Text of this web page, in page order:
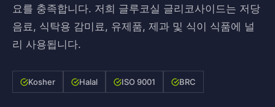
요를 충족합니다. 저희 글루코실 글리코사이드는 저당
음료, 식탁용 감미료, 유제품, 제과 및 식이 식품에 널
리 사용됩니다.
Kosher Halal ISO 9001 BRC